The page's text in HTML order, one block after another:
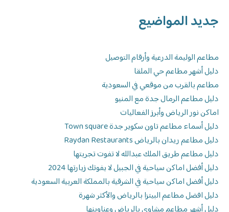
جديد المواضيع
مطاعم الوليمة الدرعية وأرقام التوصيل
دليل أشهر مطاعم حي الملقا
مطاعم بالقرب من موقعي في السعودية
دليل مطاعم الرمال جدة مع المنيو
اماكن نور الرياض وأبرز الفعاليات
دليل أسماء مطاعم تاون سكوير جدة Town square
دليل مطاعم ريدان بالرياض Raydan Restaurants
دليل مطاعم طريق الملك عبدالله لا تفوت تجربتها
دليل أفضل اماكن سياحية في الجبيل لا يفوتك زيارتها 2024
دليل أفضل اماكن سياحية في الشرقية بالمملكة العربية السعودية
دليل افضل مطاعم البيتزا بالرياض والأكثر شهرة